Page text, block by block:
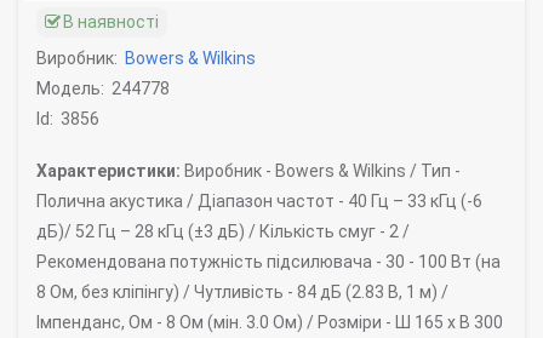
В наявності
Виробник: Bowers & Wilkins
Модель: 244778
Id: 3856
Характеристики: Виробник - Bowers & Wilkins / Тип -
Полична акустика /Діапазон частот - 40 Гц – 33 кГц (-6
дБ)/ 52 Гц – 28 кГц (±3 дБ) / Кількість смуг - 2 /
Рекомендована потужність підсилювача - 30 - 100 Вт (на
8 Ом, без кліпінгу) /Чутливість - 84 дБ (2.83 В, 1 м) /
Імпенданс, Ом - 8 Ом (мін. 3.0 Ом) / Розміри - Ш 165 x В 300